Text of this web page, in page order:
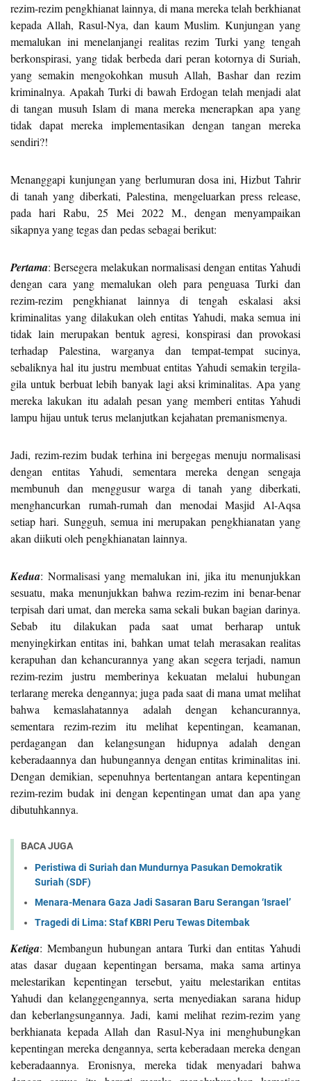
rezim-rezim pengkhianat lainnya, di mana mereka telah berkhianat
kepada Allah, Rasul-Nya, dan kaum Muslim. Kunjungan yang
memalukan ini menelanjangi realitas rezim Turki yang tengah
berkonspirasi, yang tidak berbeda dari peran kotornya di Suriah,
yang semakin mengokohkan musuh Allah, Bashar dan rezim
kriminalnya. Apakah Turki di bawah Erdogan telah menjadi alat
di tangan musuh Islam di mana mereka menerapkan apa yang
tidak dapat mereka implementasikan dengan tangan mereka
sendiri?!
Menanggapi kunjungan yang berlumuran dosa ini, Hizbut Tahrir
di tanah yang diberkati, Palestina, mengeluarkan press release,
pada hari Rabu, 25 Mei 2022 M., dengan menyampaikan
sikapnya yang tegas dan pedas sebagai berikut:
Pertama: Bersegera melakukan normalisasi dengan entitas Yahudi
dengan cara yang memalukan oleh para penguasa Turki dan
rezim-rezim pengkhianat lainnya di tengah eskalasi aksi
kriminalitas yang dilakukan oleh entitas Yahudi, maka semua ini
tidak lain merupakan bentuk agresi, konspirasi dan provokasi
terhadap Palestina, warganya dan tempat-tempat sucinya,
sebaliknya hal itu justru membuat entitas Yahudi semakin tergila-
gila untuk berbuat lebih banyak lagi aksi kriminalitas. Apa yang
mereka lakukan itu adalah pesan yang memberi entitas Yahudi
lampu hijau untuk terus melanjutkan kejahatan premanismenya.
Jadi, rezim-rezim budak terhina ini bergegas menuju normalisasi
dengan entitas Yahudi, sementara mereka dengan sengaja
membunuh dan menggusur warga di tanah yang diberkati,
menghancurkan rumah-rumah dan menodai Masjid Al-Aqsa
setiap hari. Sungguh, semua ini merupakan pengkhianatan yang
akan diikuti oleh pengkhianatan lainnya.
Kedua: Normalisasi yang memalukan ini, jika itu menunjukkan
sesuatu, maka menunjukkan bahwa rezim-rezim ini benar-benar
terpisah dari umat, dan mereka sama sekali bukan bagian darinya.
Sebab itu dilakukan pada saat umat berharap untuk
menyingkirkan entitas ini, bahkan umat telah merasakan realitas
kerapuhan dan kehancurannya yang akan segera terjadi, namun
rezim-rezim justru memberinya kekuatan melalui hubungan
terlarang mereka dengannya; juga pada saat di mana umat melihat
bahwa kemaslahatannya adalah dengan kehancurannya,
sementara rezim-rezim itu melihat kepentingan, keamanan,
perdagangan dan kelangsungan hidupnya adalah dengan
keberadaannya dan hubungannya dengan entitas kriminalitas ini.
Dengan demikian, sepenuhnya bertentangan antara kepentingan
rezim-rezim budak ini dengan kepentingan umat dan apa yang
dibutuhkannya.
BACA JUGA
Peristiwa di Suriah dan Mundurnya Pasukan Demokratik
Suriah (SDF)
Menara-Menara Gaza Jadi Sasaran Baru Serangan ‘Israel’
Tragedi di Lima: Staf KBRI Peru Tewas Ditembak
Ketiga: Membangun hubungan antara Turki dan entitas Yahudi
atas dasar dugaan kepentingan bersama, maka sama artinya
melestarikan kepentingan tersebut, yaitu melestarikan entitas
Yahudi dan kelanggengannya, serta menyediakan sarana hidup
dan keberlangsungannya. Jadi, kami melihat rezim-rezim yang
berkhianata kepada Allah dan Rasul-Nya ini menghubungkan
kepentingan mereka dengannya, serta keberadaan mereka dengan
keberadaannya. Eronisnya, mereka tidak menyadari bahwa